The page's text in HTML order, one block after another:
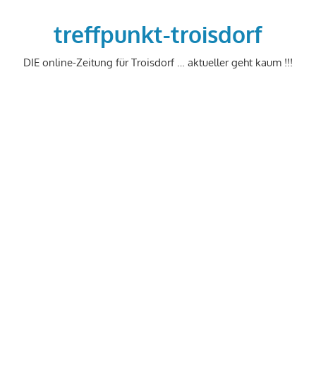
treffpunkt-troisdorf
DIE online-Zeitung für Troisdorf … aktueller geht kaum !!!